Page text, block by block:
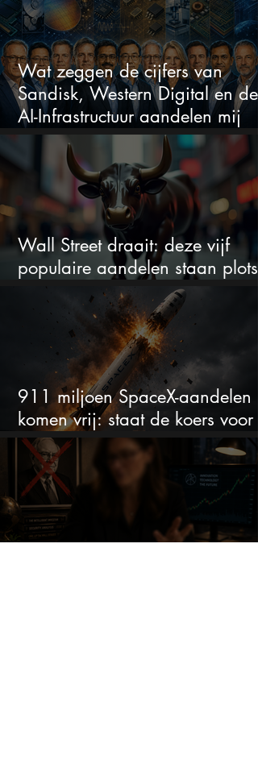
Wat zeggen de cijfers van
Sandisk, Western Digital en de
AI-Infrastructuur aandelen mij
werkelijk
Wall Street draait: deze vijf
populaire aandelen staan plots
onder spanning
911 miljoen SpaceX-aandelen
komen vrij: staat de koers voor
een nieuwe crash?